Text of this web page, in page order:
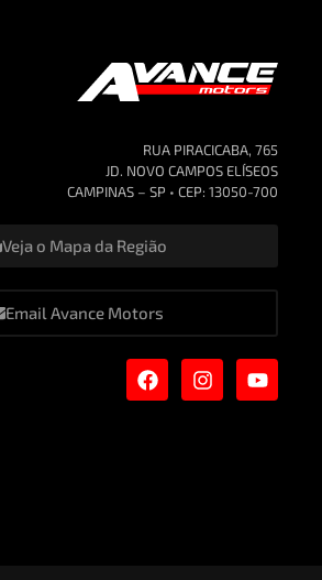
RUA PIRACICABA, 765
JD. NOVO CAMPOS ELÍSEOS
CAMPINAS – SP • CEP: 13050-700
Veja o Mapa da Região
Email Avance Motors